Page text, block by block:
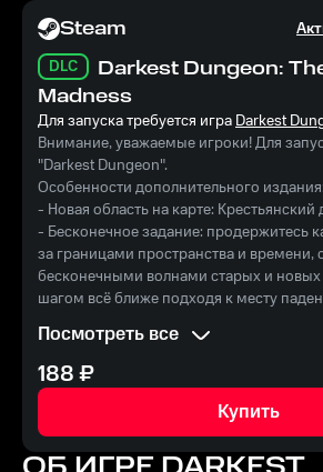
Steam
DLC
Darkest Dungeon:
Madness
Для запуска требуется играDarkest
Внимание, уважаемые игроки! Для
"Darkest Dungeon".
Особенности дополнительного издания:
- Новая область на карте: Крестьянский
- Бесконечное задание: продержитесь
за границами пространства и времени,
бесконечными волнами старых и
шагом всё ближе подходя к месту
- Новые причудливые украшения,
прибывший в город торговец – ювелир.
запасаться золотом – он продает их
кометы!
- Абсолютно новый тип противников:
помощники обратились в жуткие
прежних.
Посмотреть все
188₽
Купить